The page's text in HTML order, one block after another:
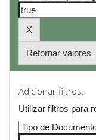
Retornar valores
Adicionar filtros:
Utilizar filtros para